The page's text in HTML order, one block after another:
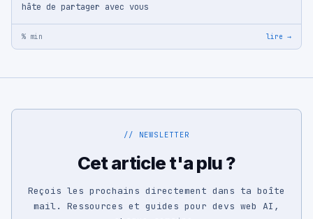
hâte de partager avec vous
% min lire →
// NEWSLETTER
Cet article t'a plu ?
Reçois les prochains directement dans ta boîte
mail. Ressources et guides pour devs web AI,